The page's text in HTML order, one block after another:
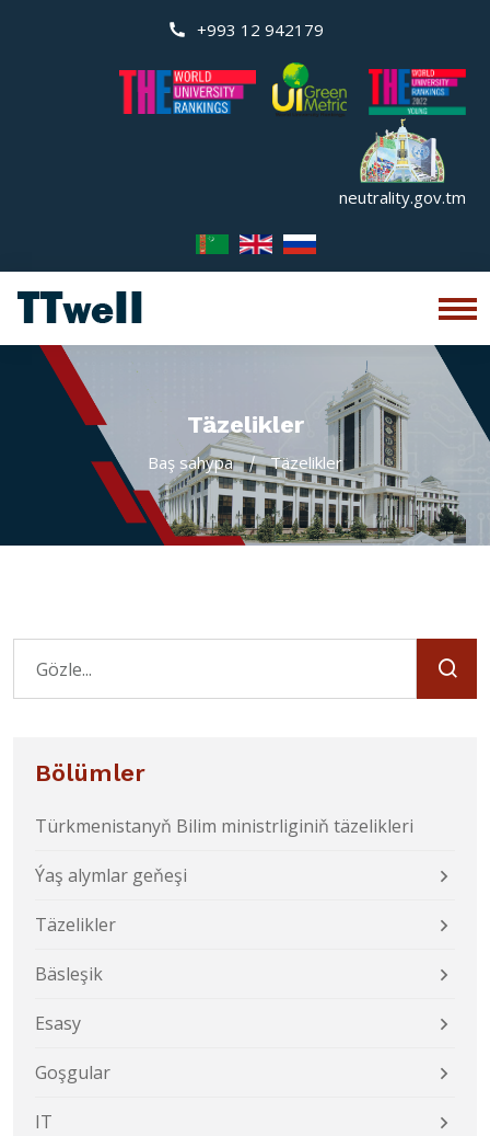
+993 12 942179
neutrality.gov.tm
Täzelikler
Baş sahypa Täzelikler
Bölümler
Türkmenistanyň Bilim ministrliginiň täzelikleri
Ýaş alymlar geňeşi
Täzelikler
Bäsleşik
Esasy
Goşgular
IT